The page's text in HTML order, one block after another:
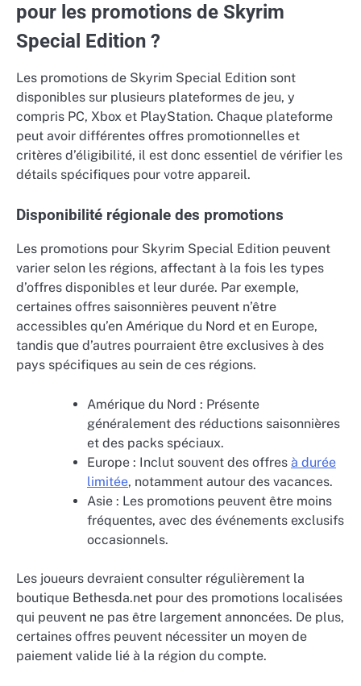
pour les promotions de Skyrim
Special Edition ?
Les promotions de Skyrim Special Edition sont
disponibles sur plusieurs plateformes de jeu, y
compris PC, Xbox et PlayStation. Chaque plateforme
peut avoir différentes offres promotionnelles et
critères d’éligibilité, il est donc essentiel de vérifier les
détails spécifiques pour votre appareil.
Disponibilité régionale des promotions
Les promotions pour Skyrim Special Edition peuvent
varier selon les régions, affectant à la fois les types
d’offres disponibles et leur durée. Par exemple,
certaines offres saisonnières peuvent n’être
accessibles qu’en Amérique du Nord et en Europe,
tandis que d’autres pourraient être exclusives à des
pays spécifiques au sein de ces régions.
Amérique du Nord : Présente
généralement des réductions saisonnières
et des packs spéciaux.
Europe : Inclut souvent des offres à durée
limitée, notamment autour des vacances.
Asie : Les promotions peuvent être moins
fréquentes, avec des événements exclusifs
occasionnels.
Les joueurs devraient consulter régulièrement la
boutique Bethesda.net pour des promotions localisées
qui peuvent ne pas être largement annoncées. De plus,
certaines offres peuvent nécessiter un moyen de
paiement valide lié à la région du compte.